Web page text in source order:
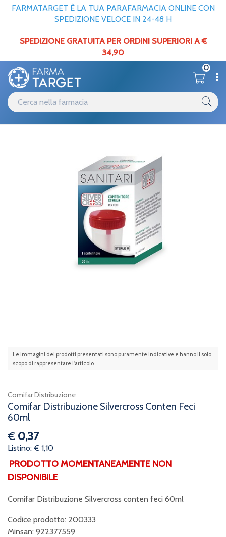
FARMATARGET È LA TUA PARAFARMACIA ONLINE CON
SPEDIZIONE VELOCE IN 24-48 H
SPEDIZIONE GRATUITA PER ORDINI SUPERIORI A €
34,90
0
Le immagini dei prodotti presentati sono puramente indicative e hanno il solo
scopo di rappresentare l'articolo.
Comifar Distribuzione
Comifar Distribuzione Silvercross Conten Feci
60ml
€ 0,37
Listino: € 1,10
PRODOTTO MOMENTANEAMENTE NON
DISPONIBILE
Comifar Distribuzione Silvercross conten feci 60ml
Codice prodotto: 200333
Minsan: 922377559